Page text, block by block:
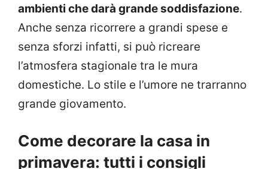
ambienti che darà grande soddisfazione.
Anche senza ricorrere a grandi spese e
senza sforzi infatti, si può ricreare
l’atmosfera stagionale tra le mura
domestiche. Lo stile e l’umore ne trarranno
grande giovamento.
Come decorare la casa in
primavera: tutti i consigli